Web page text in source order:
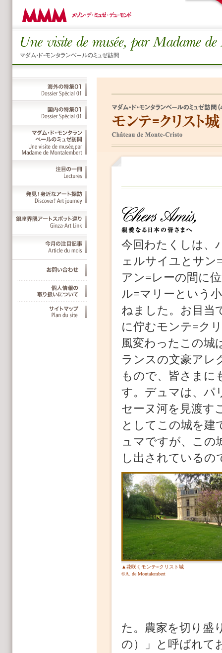
今回わたくしは、
ェルサイユとサン
アン=レーの間に
ル=マリーという
ねました。お目当
に佇むモンテ=ク
風変わったこの城
ランスの文豪アレ
もので、皆さまに
す。デュマは、パ
セーヌ河を見渡す
としてこの城を建
ュマですが、この
し出されているの
▲花咲くモンテ=クリスト城
©A. de Montalembert
た。農家を切り盛
の）」と呼ばれて